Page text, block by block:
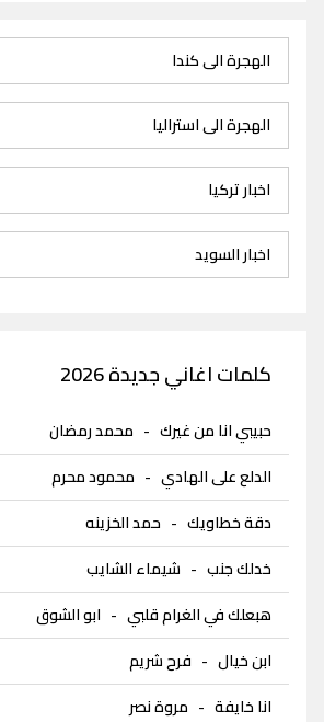
الهجرة الى كندا
الهجرة الى استراليا
اخبار تركيا
اخبار السويد
كلمات اغاني جديدة 2026
حبيبي انا من غيرك - محمد رمضان
الدلع على الهادي - محمود محرم
دقة خطاويك - حمد الخزينه
خدلك جنب - شيماء الشايب
هبعلك في الغرام قلبي - ابو الشوق
ابن خيال - فرح شريم
انا خايفة - مروة نصر